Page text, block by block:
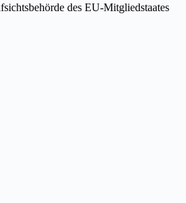
des EU-Mitgliedstaates